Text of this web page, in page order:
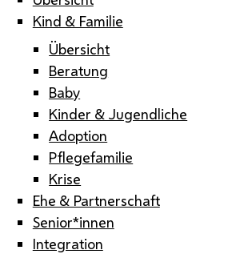
Kind & Familie
Übersicht
Beratung
Baby
Kinder & Jugendliche
Adoption
Pflegefamilie
Krise
Ehe & Partnerschaft
Senior*innen
Integration